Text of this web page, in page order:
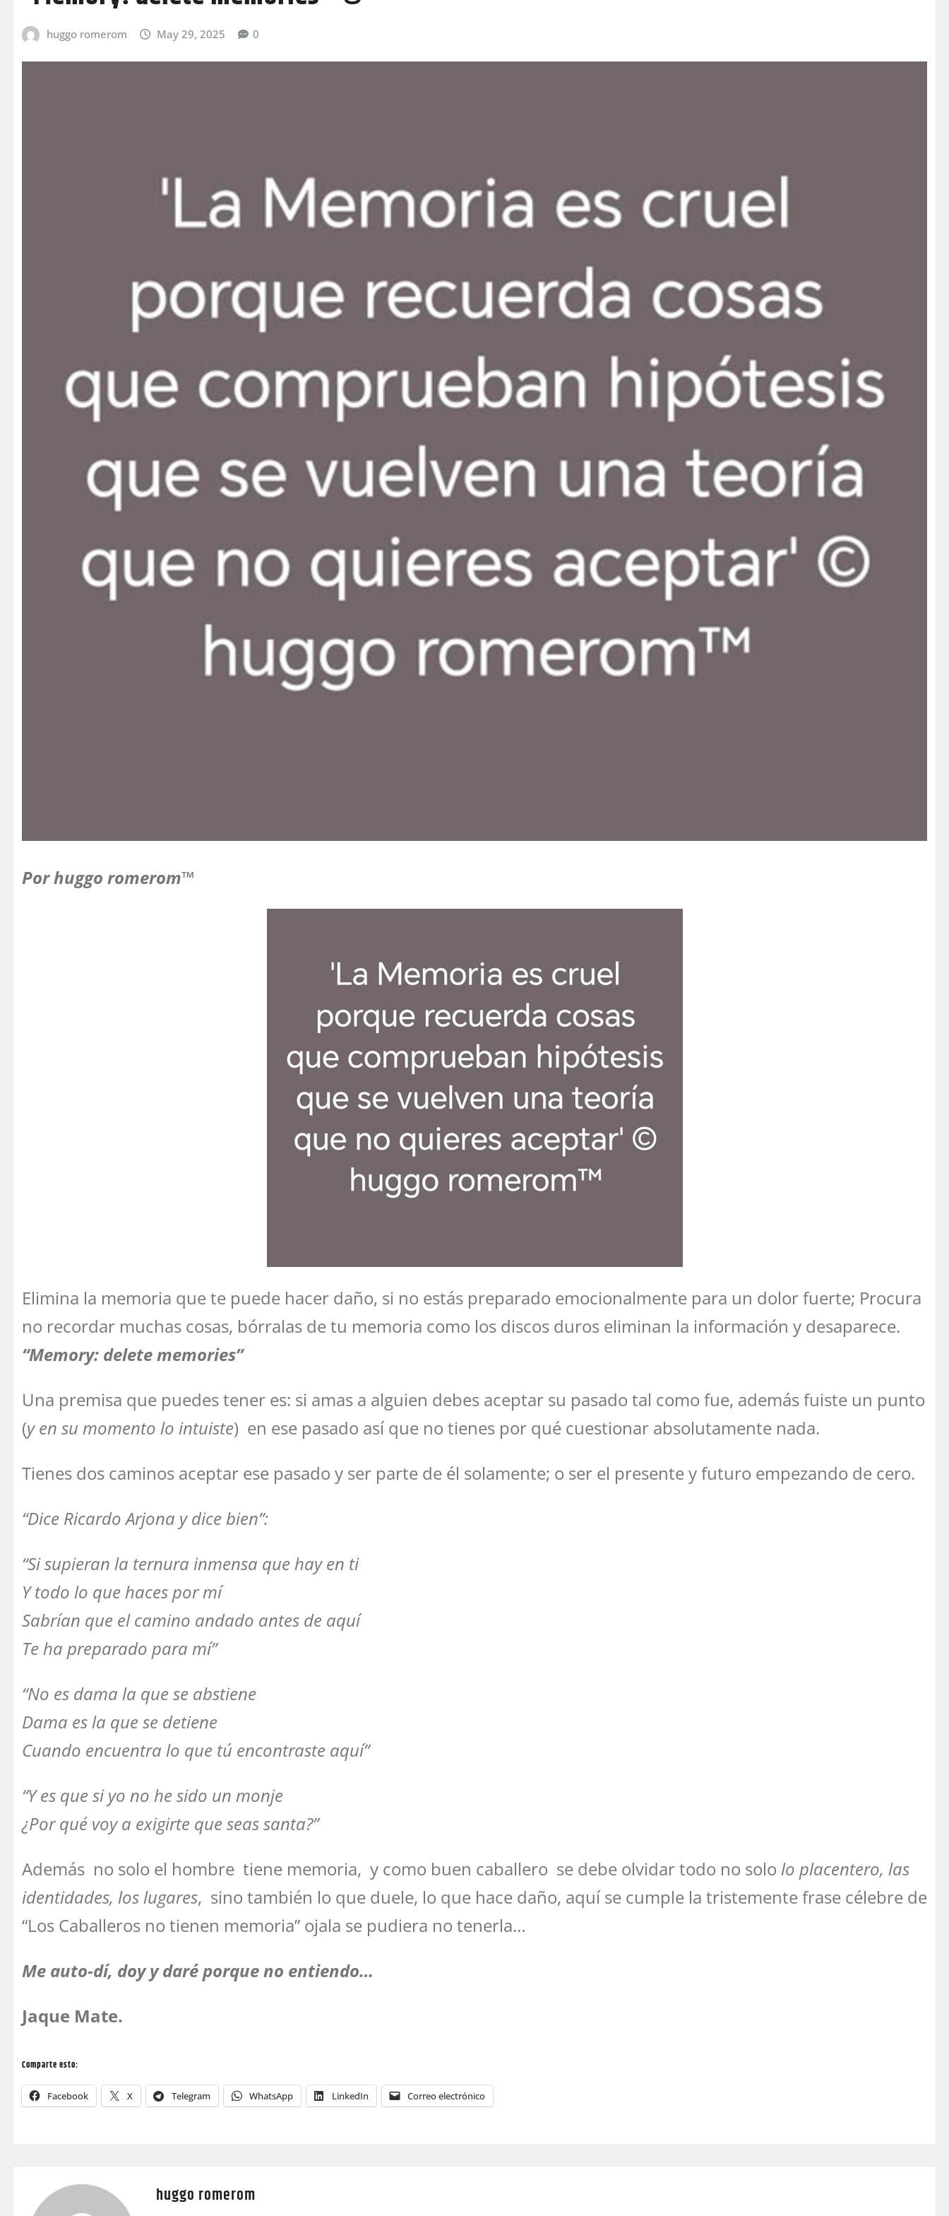
huggo romerom May 29, 2025 0
Por huggo romerom™
Elimina la memoria que te puede hacer daño, si no estás preparado emocionalmente para un dolor fuerte; Procura
no recordar muchas cosas, bórralas de tu memoria como los discos duros eliminan la información y desaparece.
“Memory: delete memories”
Una premisa que puedes tener es: si amas a alguien debes aceptar su pasado tal como fue, además fuiste un punto
(y en su momento lo intuiste) en ese pasado así que no tienes por qué cuestionar absolutamente nada.
Tienes dos caminos aceptar ese pasado y ser parte de él solamente; o ser el presente y futuro empezando de cero.
“Dice Ricardo Arjona y dice bien”:
“Si supieran la ternura inmensa que hay en ti
Y todo lo que haces por mí
Sabrían que el camino andado antes de aquí
Te ha preparado para mí”
“No es dama la que se abstiene
Dama es la que se detiene
Cuando encuentra lo que tú encontraste aquí”
“Y es que si yo no he sido un monje
¿Por qué voy a exigirte que seas santa?”
Además no solo el hombre tiene memoria, y como buen caballero se debe olvidar todo no solo lo placentero, las
identidades, los lugares, sino también lo que duele, lo que hace daño, aquí se cumple la tristemente frase célebre de
“Los Caballeros no tienen memoria” ojala se pudiera no tenerla…
Me auto-dí, doy y daré porque no entiendo…
Jaque Mate.
Comparte esto:
Facebook X Telegram WhatsApp LinkedIn Correo electrónico
huggo romerom